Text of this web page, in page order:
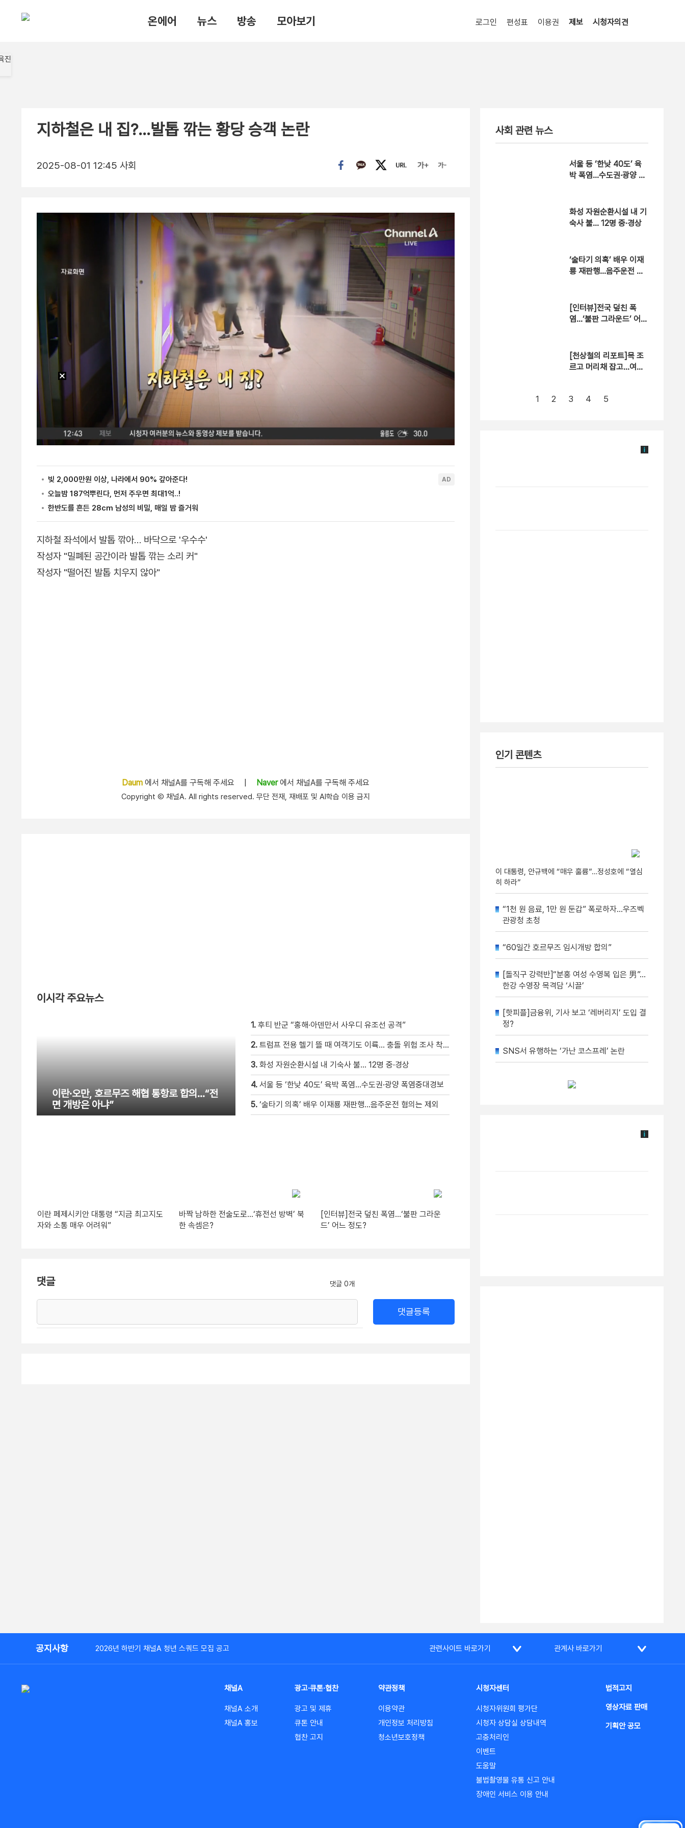
온에어 뉴스 방송 모아보기 로그인 편성표 이용권 제보 시청자의견
지하철은 내 집?…발톱 깎는 황당 승객 논란
2025-08-01 12:45 사회
지하철 좌석에서 발톱 깎아… 바닥으로 '우수수'
작성자 "밀폐된 공간이라 발톱 깎는 소리 커"
작성자 "떨어진 발톱 치우지 않아"
Daum 에서 채널A를 구독해 주세요 Naver에서 채널A를 구독해 주세요
Copyright Ⓒ 채널A. All rights reserved. 무단 전재, 재배포 및 AI학습 이용 금지
이시각 주요뉴스
이란·오만, 호르무즈 해협 통항로 합의…“전
면 개방은 아냐”
1. 후티 반군 “홍해·아덴만서 사우디 유조선 공격”
2. 트럼프 전용 헬기 뜰 때 여객기도 이륙… 충돌 위험 조사 착수
3. 화성 자원순환시설 내 기숙사 불… 12명 중·경상
4. 서울 등 ‘한낮 40도’ 육박 폭염…수도권·광양 폭염중대경보
5. ‘술타기 의혹’ 배우 이재룡 재판행…음주운전 혐의는 제외
이란 페제시키안 대통령 “지금 최고지도
자와 소통 매우 어려워”
바짝 남하한 전술도로…‘휴전선 방벽’ 북
한 속셈은?
[인터뷰]전국 덮친 폭염…‘불판 그라운
드’ 어느 정도?
댓글 댓글 0개
댓글등록
사회 관련 뉴스
서울 등 ‘한낮 40도’ 육
박 폭염…수도권·광양 폭
화성 자원순환시설 내 기
숙사 불… 12명 중·경상
‘술타기 의혹’ 배우 이재
룡 재판행…음주운전 혐
[인터뷰]전국 덮친 폭
염…‘불판 그라운드’ 어느
[천상철의 리포트]목 조
르고 머리채 잡고…여성
1 2 3 4 5
인기 콘텐츠
이 대통령, 안규백에 “매우 훌륭”…정성호에 “열심
히 하라”
“1천 원 음료, 1만 원 둔갑” 폭로하자…우즈벡
관광청 초청
“60일간 호르무즈 임시개방 합의”
[돌직구 강력반]“분홍 여성 수영복 입은 男”…
한강 수영장 목격담 ‘시끌’
[핫피플]금융위, 기사 보고 ‘레버리지’ 도입 결
정?
SNS서 유행하는 ‘가난 코스프레’ 논란
공지사항 2026년 하반기 채널A 청년 스쿼드 모집 공고 관련사이트 바로가기 관계사 바로가기
채널A
채널A 소개
채널A 홍보
광고·큐톤·협찬
광고 및 제휴
큐톤 안내
협찬 고지
약관정책
이용약관
개인정보 처리방침
청소년보호정책
시청자센터
시청자위원회 평가단
시청자 상담실 상담내역
고충처리인
이벤트
도움말
불법촬영물 유통 신고 안내
장애인 서비스 이용 안내
법적고지
영상자료 판매
기획안 공모